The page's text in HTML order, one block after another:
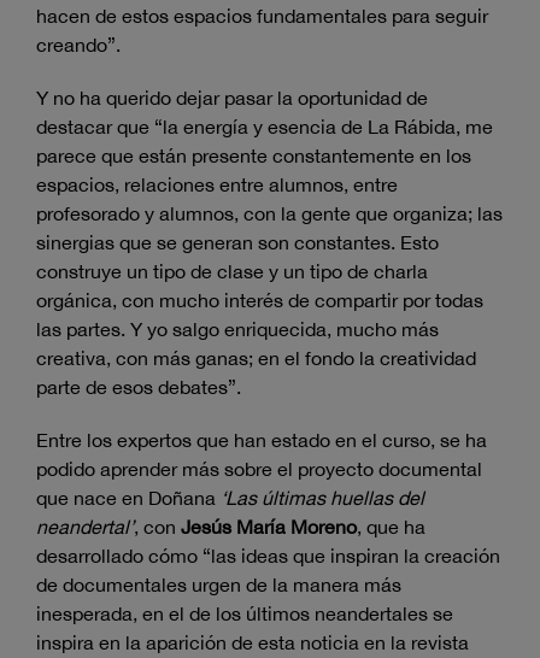
hacen de estos espacios fundamentales para seguir
creando”.
Y no ha querido dejar pasar la oportunidad de
destacar que “la energía y esencia de La Rábida, me
parece que están presente constantemente en los
espacios, relaciones entre alumnos, entre
profesorado y alumnos, con la gente que organiza; las
sinergias que se generan son constantes. Esto
construye un tipo de clase y un tipo de charla
orgánica, con mucho interés de compartir por todas
las partes. Y yo salgo enriquecida, mucho más
creativa, con más ganas; en el fondo la creatividad
parte de esos debates”.
Entre los expertos que han estado en el curso, se ha
podido aprender más sobre el proyecto documental
que nace en Doñana ‘Las últimas huellas del
neandertal’, con Jesús María Moreno, que ha
desarrollado cómo “las ideas que inspiran la creación
de documentales urgen de la manera más
inesperada, en el de los últimos neandertales se
inspira en la aparición de esta noticia en la revista